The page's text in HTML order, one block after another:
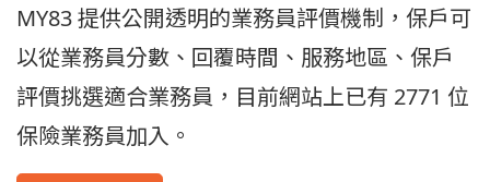
MY83 提供公開透明的業務員評價機制，保戶可
以從業務員分數、回覆時間、服務地區、保戶
評價挑選適合業務員，目前網站上已有 2771 位
保險業務員加入。